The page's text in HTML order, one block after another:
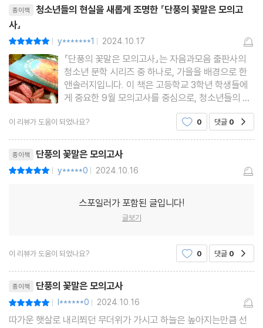
종이책
청소년들의 현실을 새롭게 조명한 『단풍의 꽃말은 모의고
사』
| y*******1 | 2024.10.17
『단풍의 꽃말은 모의고사』는 자음과모음 출판사의
청소년 문학 시리즈 중 하나로, 가을을 배경으로 한
앤솔러지입니다. 이 책은 고등학교 3학년 학생들에
게 중요한 9월 모의고사를 중심으로, 청소년들의 일
상과 성장, 그리고 그들의 복잡한 감정을 다룬 5개의
단편 소설로 구성되었습니다. 참여한 작가들은 다양
들이 겪는 불안과 희
이 리뷰가 도움이 되었나요? 0 댓글 0
종이책 단풍의 꽃말은 모의고사
| y*****0 | 2024.10.16
스포일러가 포함된 글입니다!
글보기
이 리뷰가 도움이 되었나요? 0 댓글 0
종이책 단풍의 꽃말은 모의고사
| l******0 | 2024.10.16
따가운 햇살로 내리쬐던 무더위가 가시고 하늘은 높아지는만큼 선